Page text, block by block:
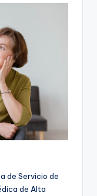
de Servicio de
de Alta